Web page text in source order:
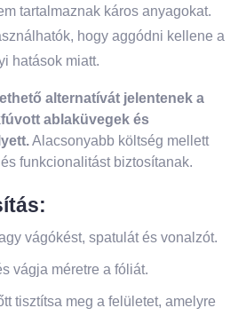
tartalmaznak káros anyagokat.
hogy aggódni kellene a
hatások miatt.
alternatívát jelentenek a
ablaküvegek és
Alacsonyabb költség mellett
funkcionalitást biztosítanak.
vágókést, spatulát és vonalzót.
vágja méretre a fóliát.
tisztítsa meg a felületet, amelyre